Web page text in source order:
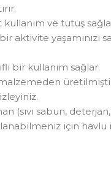
kullanım ve tutuş
aktivite yaşamınızı
bir kullanım sağlar.
(sıvı sabun,
için havlu